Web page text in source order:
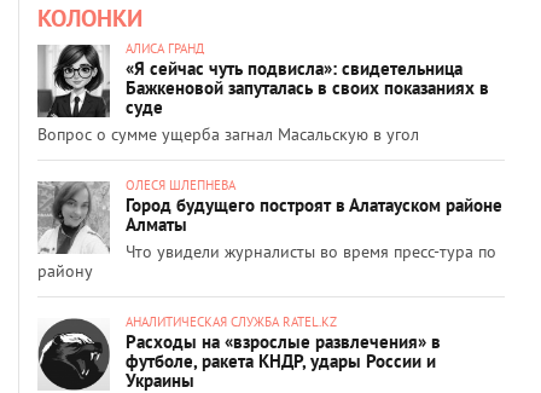
КОЛОНКИ
АЛИСА ГРАНД
«Я сейчас чуть подвисла»: свидетельница
Бажкеновой запуталась в своих показаниях в
суде
Вопрос о сумме ущерба загнал Масальскую в угол
ОЛЕСЯ ШЛЕПНЕВА
Город будущего построят в Алатауском районе
Алматы
Что увидели журналисты во время пресс-тура по
району
АНАЛИТИЧЕСКАЯ СЛУЖБА RATEL.KZ
Расходы на «взрослые развлечения» в
футболе, ракета КНДР, удары России и
Украины